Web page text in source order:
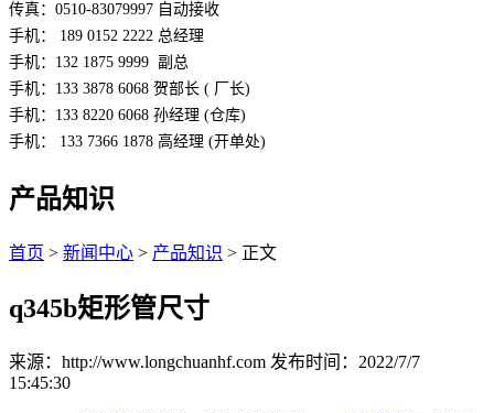
传真：0510-83079997 自动接收
手机： 189 0152 2222 总经理
手机：132 1875 9999  副总
手机：133 3878 6068 贺部长 ( 厂长)
手机：133 8220 6068 孙经理 (仓库)
手机： 133 7366 1878 高经理 (开单处)
产品知识
首页 > 新闻中心 > 产品知识 > 正文
q345b矩形管尺寸
来源：http://www.longchuanhf.com 发布时间：2022/7/7
15:45:30